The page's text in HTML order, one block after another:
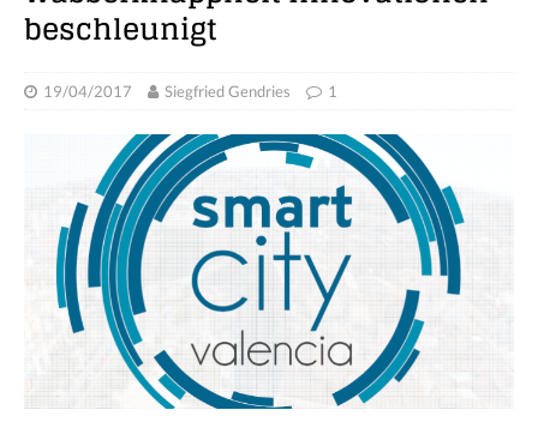
beschleunigt
19/04/2017 Siegfried Gendries 1